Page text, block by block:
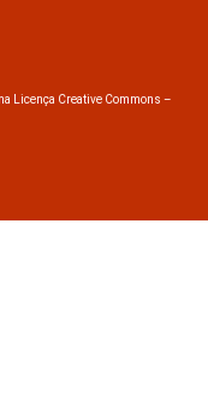
Licença Creative Commons –